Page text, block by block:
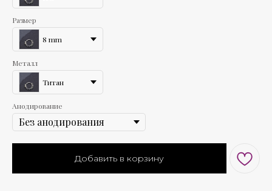
Размер
8 mm
Металл
Титан
Анодирование
Добавить в корзину